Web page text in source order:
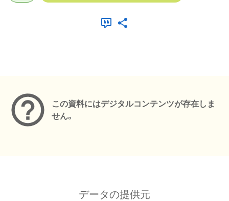
この資料にはデジタルコンテンツが存在しま
せん。
データの提供元